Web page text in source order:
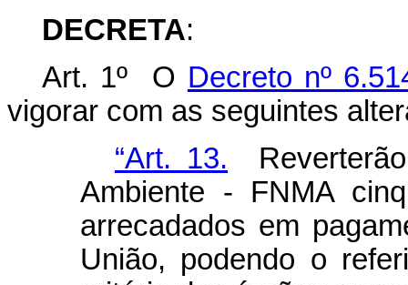
DECRETA:
Art. 1º O Decreto nº
vigorar com as seguintes
“Art. 13.
Ambiente - FNMA
arrecadados em
União, podendo o